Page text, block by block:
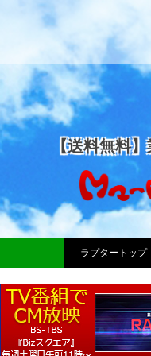
【送料無料
ラプタートップ